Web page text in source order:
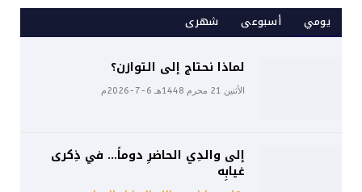
يومي أسبوعى شهرى
لماذا نحتاج إلى التوازن؟
الأثنين 21 محرم 1448هـ 6-7-2026م
إلى والدِي الحاضرِ دوماً… في ذِكرى
غيابِه